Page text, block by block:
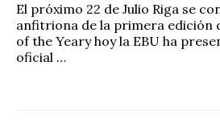
El próximo 22 de Julio Riga se
anfitriona de la primera edición
of the Yeary hoy la EBU ha
oficial …